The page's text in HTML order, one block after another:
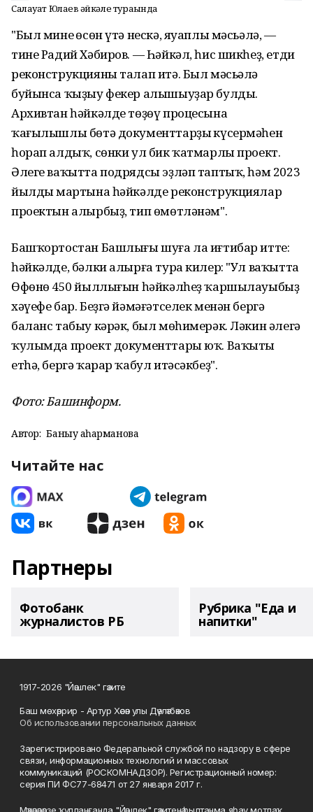
Салауат Юлаев һәйкәле тураһында
"Был минең өсөн үтә нескә, яуаплы мәсьәлә, —
тине Радий Хәбиров. — Һәйкәл, һис шикһеҙ, етди
реконструкцияны талап итә. Был мәсьәлә
буйынса ҡыҙыу фекер алышыуҙар булды.
Архивтан һәйкәлде төҙөү процесына
ҡағылышлы бөтә документтарҙың күсермәһен
һорап алдыҡ, сөнки ул бик ҡатмарлы проект.
Әлеге ваҡытта подрядсы эҙләп таптыҡ, һәм 2023
йылдың мартына һәйкәлде реконструкциялар
проектын алырбыҙ, тип өмөтләнәм".
Башҡортостан Башлығы шуға ла иғтибар итте:
һәйкәлде, бәлки алырға тура килер: "Ул ваҡытта
Өфөнөң 450 йыллығын һәйкәлһеҙ ҡаршылауыбыҙ
хәүефе бар. Беҙгә йәмәғәтселек менән бергә
баланс табыу кәрәк, был мөһимерәк. Ләкин әлегә
ҡулымда проект документтары юҡ. Ваҡыты
етһә, бергә ҡарар ҡабул итәсәкбеҙ".
Фото: Башинформ.
Автор: Баныу Ҡаһарманова
Читайте нас
Партнеры
Фотобанк
журналистов РБ
Рубрика "Еда и
напитки"
1917-2026 "Йәшлек" гәзите
Баш мөхәррир - Артур Хәсән улы Дәүләтбәков
Об использовании персональных данных
Зарегистрировано Федеральной службой по надзору в сфере
связи, информационных технологий и массовых
коммуникаций (РОСКОМНАДЗОР). Регистрационный номер:
серия ПИ ФС77-68471 от 27 января 2017 г.